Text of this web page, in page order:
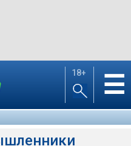
18+ ☰